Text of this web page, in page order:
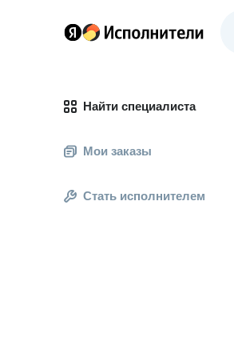
Найти специалиста
Мои заказы
Стать исполнителем